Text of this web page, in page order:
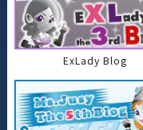
ExLady Blog